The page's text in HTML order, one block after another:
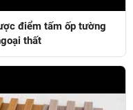
điểm tấm ốp tường
thất